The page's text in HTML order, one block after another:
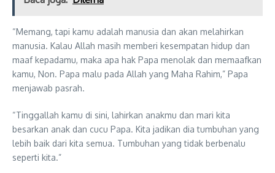
“Memang, tapi kamu adalah manusia dan akan melahirkan
manusia. Kalau Allah masih memberi kesempatan hidup dan
maaf kepadamu, maka apa hak Papa menolak dan memaafkan
kamu, Non. Papa malu pada Allah yang Maha Rahim,” Papa
menjawab pasrah.
“Tinggallah kamu di sini, lahirkan anakmu dan mari kita
besarkan anak dan cucu Papa. Kita jadikan dia tumbuhan yang
lebih baik dari kita semua. Tumbuhan yang tidak berbenalu
seperti kita.”